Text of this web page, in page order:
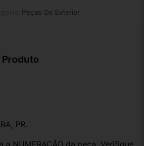
Peças De Exterior
PR.